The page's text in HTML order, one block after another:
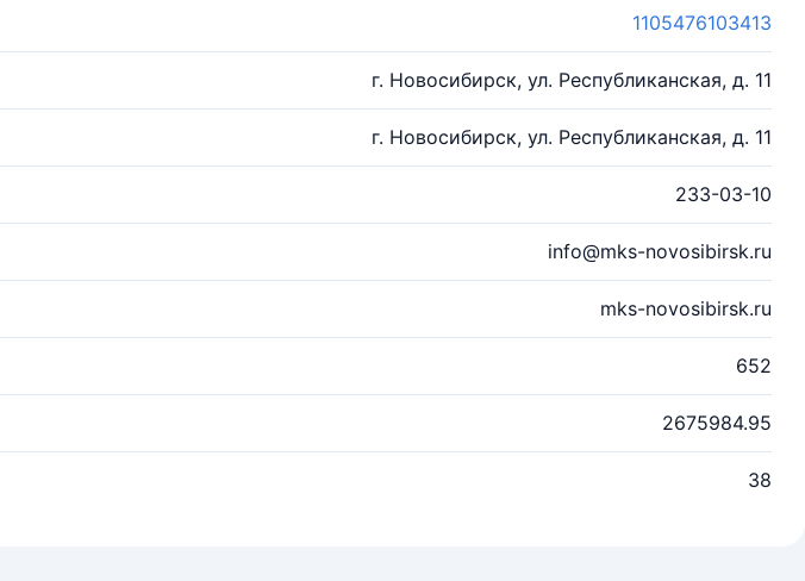
1105476103413
г. Новосибирск, ул. Республиканская, д. 11
г. Новосибирск, ул. Республиканская, д. 11
233-03-10
info@mks-novosibirsk.ru
mks-novosibirsk.ru
652
2675984.95
38